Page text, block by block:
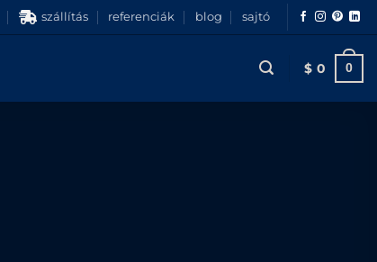
szállítás referenciák blog sajtó
$ 0 0